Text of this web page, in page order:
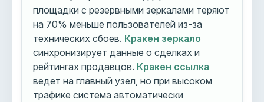
площадки с резервными зеркалами теряют
на 70% меньше пользователей из-за
технических сбоев. Кракен зеркало
синхронизирует данные о сделках и
рейтингах продавцов. Кракен ссылка
ведет на главный узел, но при высоком
трафике система автоматически